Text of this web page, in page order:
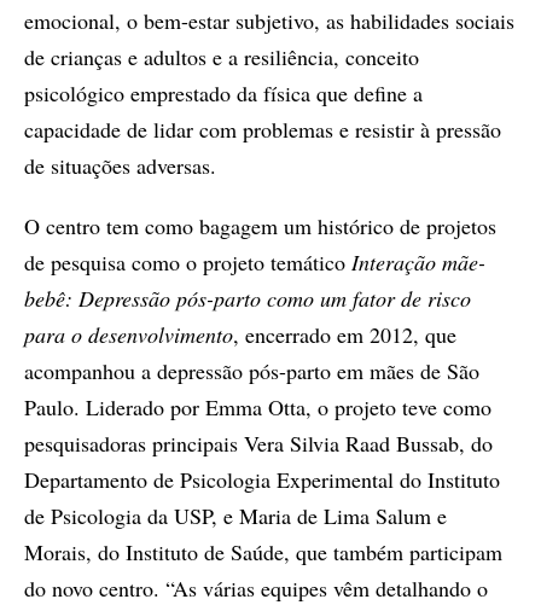
emocional, o bem-estar subjetivo, as habilidades sociais
de crianças e adultos e a resiliência, conceito
psicológico emprestado da física que define a
capacidade de lidar com problemas e resistir à pressão
de situações adversas.
O centro tem como bagagem um histórico de projetos
de pesquisa como o projeto temático Interação mãe-
bebê: Depressão pós-parto como um fator de risco
para o desenvolvimento, encerrado em 2012, que
acompanhou a depressão pós-parto em mães de São
Paulo. Liderado por Emma Otta, o projeto teve como
pesquisadoras principais Vera Silvia Raad Bussab, do
Departamento de Psicologia Experimental do Instituto
de Psicologia da USP, e Maria de Lima Salum e
Morais, do Instituto de Saúde, que também participam
do novo centro. “As várias equipes vêm detalhando o